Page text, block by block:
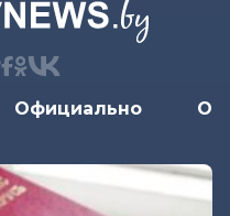
Официально